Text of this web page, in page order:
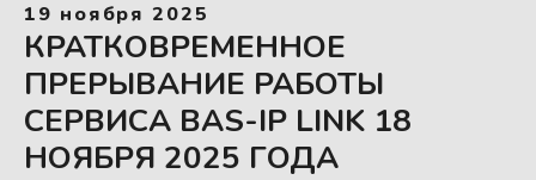
19 ноября 2025
КРАТКОВРЕМЕННОЕ
ПРЕРЫВАНИЕ РАБОТЫ
СЕРВИСА BAS-IP LINK 18
НОЯБРЯ 2025 ГОДА